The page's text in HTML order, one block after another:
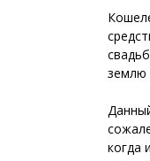
землю
когда